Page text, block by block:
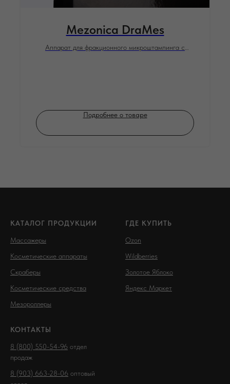
Mezonica DraMes
Аппарат для фракционного микроштампинга с
Подробнее о товаре
КАТАЛОГ ПРОДУКЦИИ
Массажеры
Косметические аппараты
Скраберы
Косметические средства
Мезороллеры
ГДЕ КУПИТЬ
Ozon
Wildberries
Золотое Яблоко
Яндекс Маркет
КОНТАКТЫ
8 (800) 550-54-96 отдел
продаж
8 (903) 663-28-06 оптовый